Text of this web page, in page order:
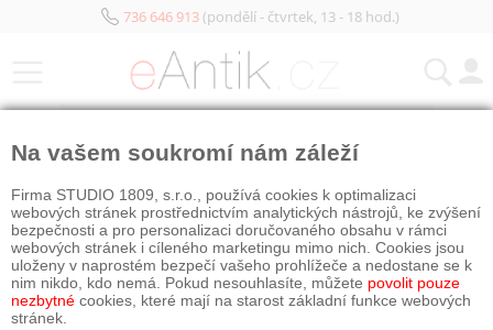
736 646 913(pondělí - čtvrtek, 13 - 18 hod.)
Na vašem soukromí nám záleží
Firma STUDIO 1809, s.r.o., používá cookies k optimalizaci
webových stránek prostřednictvím analytických nástrojů, ke zvýšení
bezpečnosti a pro personalizaci doručovaného obsahu v rámci
webových stránek i cíleného marketingu mimo nich. Cookies jsou
uloženy v naprostém bezpečí vašeho prohlížeče a nedostane se k
nim nikdo, kdo nemá. Pokud nesouhlasíte, můžete povolit pouze
nezbytné cookies, které mají na starost základní funkce webových
stránek.